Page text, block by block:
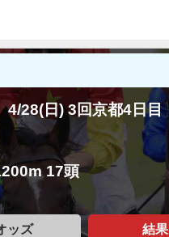
4/28(日) 3回京都4日目
17頭
ッズ 結果